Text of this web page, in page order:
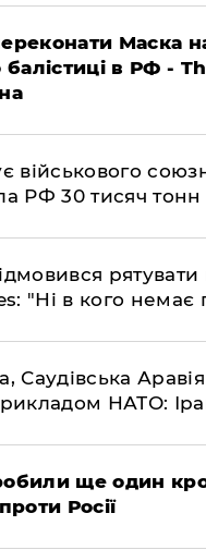
Маска
балістиці в РФ -
військового
РФ 30 тисяч тонн
рятувати
"Ні в кого немає
Саудівська
НАТО:
ще один
Росії